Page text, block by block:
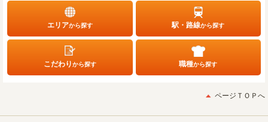
エリアから探す 駅・路線から探す
こだわりから探す 職種から探す
ページＴＯＰへ